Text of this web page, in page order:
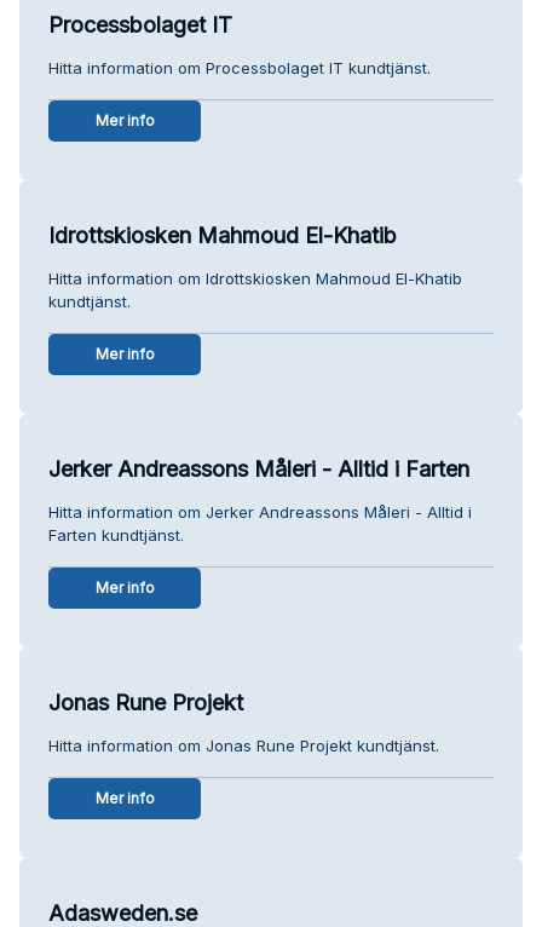
Processbolaget IT
Hitta information om Processbolaget IT kundtjänst.
Mer info
Idrottskiosken Mahmoud El-Khatib
Hitta information om Idrottskiosken Mahmoud El-Khatib
kundtjänst.
Mer info
Jerker Andreassons Måleri - Alltid i Farten
Hitta information om Jerker Andreassons Måleri - Alltid i
Farten kundtjänst.
Mer info
Jonas Rune Projekt
Hitta information om Jonas Rune Projekt kundtjänst.
Mer info
Adasweden.se